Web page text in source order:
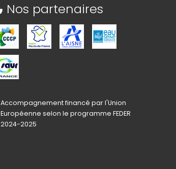
Nos partenaires
Accompagnement financé par l'Union
Européenne selon le programme FEDER
2024-2025